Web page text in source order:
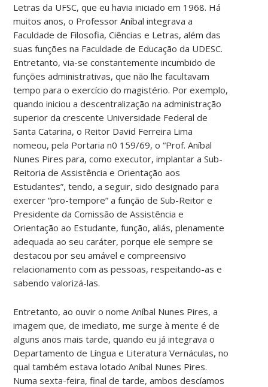
Letras da UFSC, que eu havia iniciado em 1968. Há
muitos anos, o Professor Aníbal integrava a
Faculdade de Filosofia, Ciências e Letras, além das
suas funções na Faculdade de Educação da UDESC.
Entretanto, via-se constantemente incumbido de
funções administrativas, que não lhe facultavam
tempo para o exercício do magistério. Por exemplo,
quando iniciou a descentralização na administração
superior da crescente Universidade Federal de
Santa Catarina, o Reitor David Ferreira Lima
nomeou, pela Portaria n0 159/69, o “Prof. Aníbal
Nunes Pires para, como executor, implantar a Sub-
Reitoria de Assistência e Orientação aos
Estudantes”, tendo, a seguir, sido designado para
exercer “pro-tempore” a função de Sub-Reitor e
Presidente da Comissão de Assistência e
Orientação ao Estudante, função, aliás, plenamente
adequada ao seu caráter, porque ele sempre se
destacou por seu amável e compreensivo
relacionamento com as pessoas, respeitando-as e
sabendo valorizá-las.
Entretanto, ao ouvir o nome Aníbal Nunes Pires, a
imagem que, de imediato, me surge à mente é de
alguns anos mais tarde, quando eu já integrava o
Departamento de Língua e Literatura Vernáculas, no
qual também estava lotado Aníbal Nunes Pires.
Numa sexta-feira, final de tarde, ambos descíamos